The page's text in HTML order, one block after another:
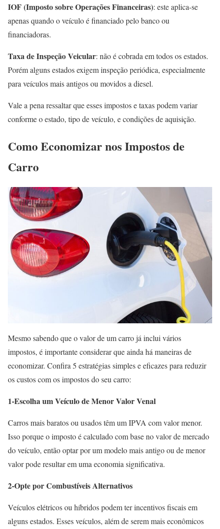
IOF (Imposto sobre Operações Financeiras): este aplica-se
apenas quando o veículo é financiado pelo banco ou
financiadoras.
Taxa de Inspeção Veicular: não é cobrada em todos os estados.
Porém alguns estados exigem inspeção periódica, especialmente
para veículos mais antigos ou movidos a diesel.
Vale a pena ressaltar que esses impostos e taxas podem variar
conforme o estado, tipo de veículo, e condições de aquisição.
Como Economizar nos Impostos de
Carro
Mesmo sabendo que o valor de um carro já inclui vários
impostos, é importante considerar que ainda há maneiras de
economizar. Confira 5 estratégias simples e eficazes para reduzir
os custos com os impostos do seu carro:
1-Escolha um Veículo de Menor Valor Venal
Carros mais baratos ou usados têm um IPVA com valor menor.
Isso porque o imposto é calculado com base no valor de mercado
do veículo, então optar por um modelo mais antigo ou de menor
valor pode resultar em uma economia significativa.
2-Opte por Combustíveis Alternativos
Veículos elétricos ou híbridos podem ter incentivos fiscais em
alguns estados. Esses veículos, além de serem mais econômicos